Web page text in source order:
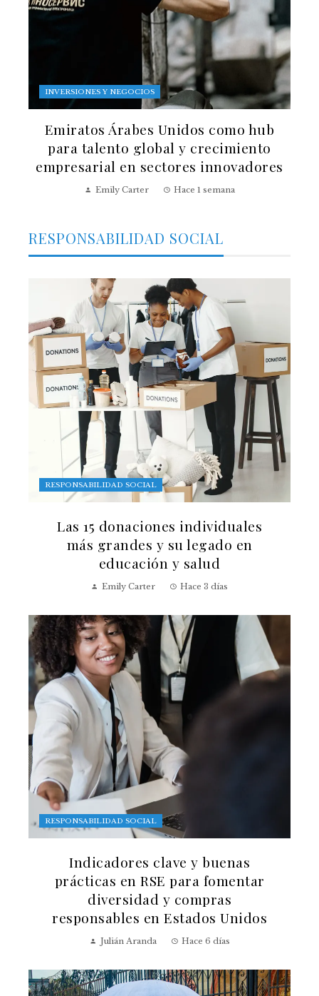
INVERSIONES Y NEGOCIOS
Emiratos Árabes Unidos como hub
para talento global y crecimiento
empresarial en sectores innovadores
Emily Carter Hace 1 semana
RESPONSABILIDAD SOCIAL
RESPONSABILIDAD SOCIAL
Las 15 donaciones individuales
más grandes y su legado en
educación y salud
Emily Carter Hace 3 días
RESPONSABILIDAD SOCIAL
Indicadores clave y buenas
prácticas en RSE para fomentar
diversidad y compras
responsables en Estados Unidos
Julián Aranda Hace 6 días